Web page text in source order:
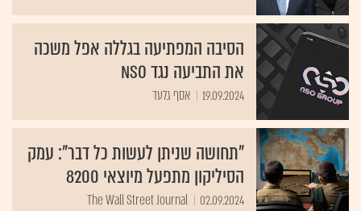
הסיבה המפתיעה בגללה אפל משכה
את התביעה נגד NSO
19.09.2024 אסף גלעד
"תחושה שניתן לעשות כל דבר": עמק
הסיליקון מתפעל מיוצאי 8200
02.09.2024
The Wall Street Journal